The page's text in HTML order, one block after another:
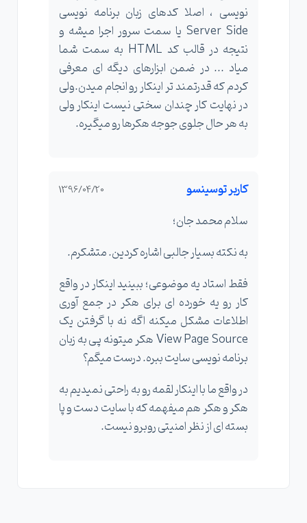
نویسی ، اصلا کدهای زبان برنامه نویسی
Server Side یا سمت سرور اجرا میشه و
نتیجه در قالب کد HTML به سمت شما
میاد ... در ضمن ابزارهای دیگه ای معرفی
کردم که قدرتمند تر اینکار رو انجام میدن.ولی
در نهایت کار چندان سختی نیست اینکار ولی
به هر حال جلوی جوجه هکرها رو میگیره.
کاربر توسینسو 1396/04/20
سلام محمد جان؛
به نکته بسیار جالبی اشاره کردین. متشکرم.
فقط استاد یه موضوعی؛ ببینید اینکار در واقع
کار رو یه خورده ای برای هکر در جمع آوری
اطلاعات مشکل میکنه اگه نه با گرفتن یک
View Page Source هکر میتونه پی به زبان
برنامه نویسی سایت ببره. درست میگم؟
در واقع ما با اینکار لقمه رو به راحتی نمیدیم به
هکر و هکر هم میفهمه که با سایت دست و پا
بسته ای از نظر امنیتی روبرو نیست.